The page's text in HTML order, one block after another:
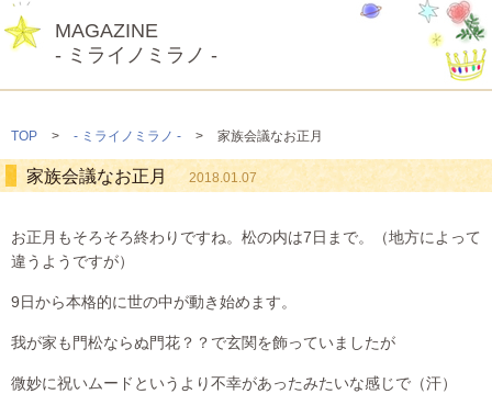
MAGAZINE
- ミライノミラノ -
TOP > - ミライノミラノ - > 家族会議なお正月
家族会議なお正月 2018.01.07
お正月もそろそろ終わりですね。松の内は7日まで。（地方によって
違うようですが）
9日から本格的に世の中が動き始めます。
我が家も門松ならぬ門花？？で玄関を飾っていましたが
微妙に祝いムードというより不幸があったみたいな感じで（汗）